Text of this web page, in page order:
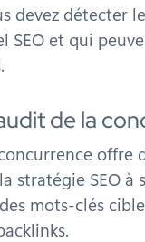
devez détecter
SEO et qui
de la
offre
stratégie SEO à
mots-clés